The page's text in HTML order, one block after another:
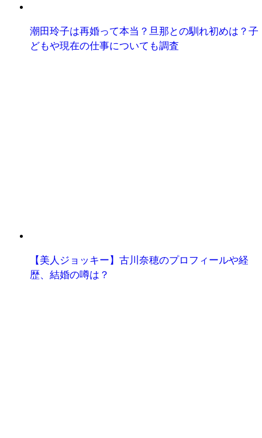
潮田玲子は再婚って本当？旦那との馴れ初めは？子
どもや現在の仕事についても調査
【美人ジョッキー】古川奈穂のプロフィールや経
歴、結婚の噂は？